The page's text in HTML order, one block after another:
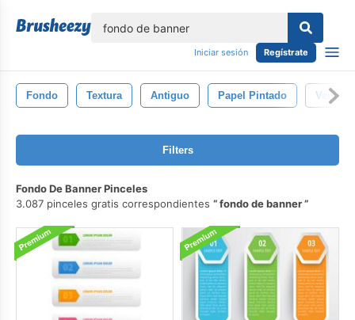
Iniciar sesión Regístrate
Fondo Textura Antiguo Papel Pintado
Filters
Fondo De Banner Pinceles
3.087 pinceles gratis correspondientes
fondo de banner